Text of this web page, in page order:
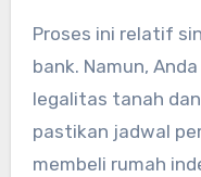
Proses ini relatif
bank. Namun,
legalitas tanah
pastikan jadwal
membeli rumah